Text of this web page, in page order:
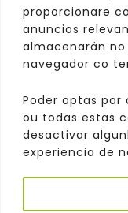
proporcionare
anuncios
almacenarán
navegador co
Poder optas
ou todas estas
desactivar
experiencia de